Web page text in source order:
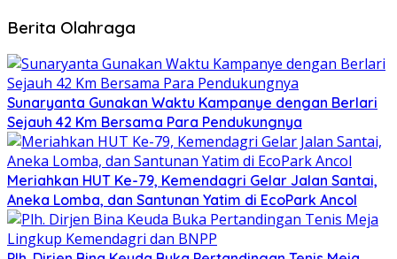
Berita Olahraga
Sunaryanta Gunakan Waktu Kampanye dengan Berlari
Sejauh 42 Km Bersama Para Pendukungnya
Meriahkan HUT Ke-79, Kemendagri Gelar Jalan Santai,
Aneka Lomba, dan Santunan Yatim di EcoPark Ancol